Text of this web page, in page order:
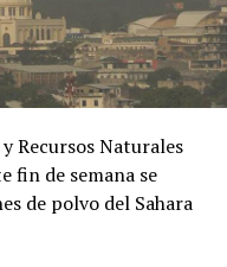
2023
Recursos Naturales
fin de semana se
de polvo del Sahara